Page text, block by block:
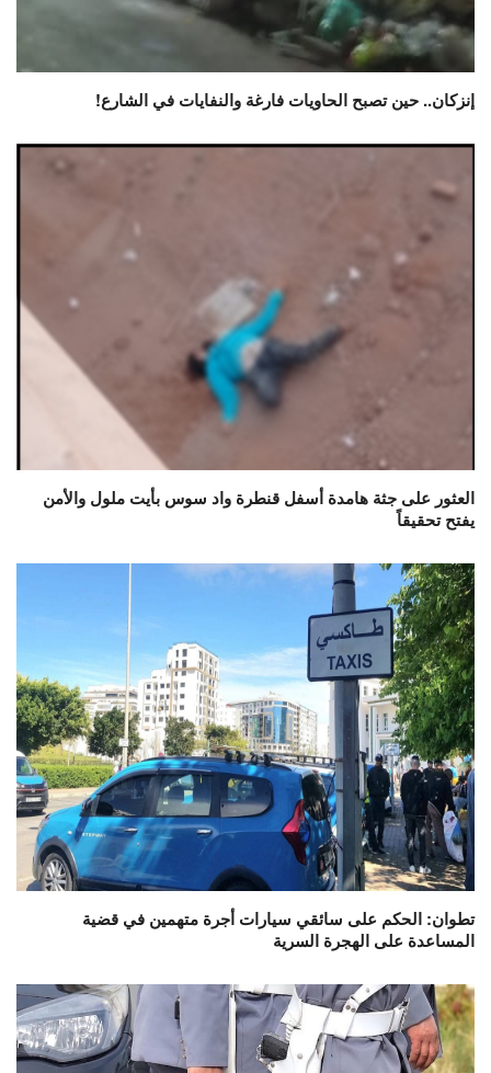
إنزكان.. حين تصبح الحاويات فارغة والنفايات في الشارع!
العثور على جثة هامدة أسفل قنطرة واد سوس بأيت ملول والأمن
يفتح تحقيقاً
تطوان: الحكم على سائقي سيارات أجرة متهمين في قضية
المساعدة على الهجرة السرية